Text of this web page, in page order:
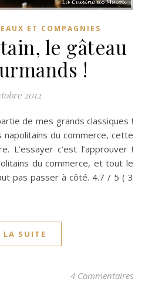
ET COMPAGNIES
le gâteau
!
2012
napolitains du commerce, cette
L’essayer c’est l’approuver !
du commerce, et tout le
pas passer à côté. 4.7 / 5 ( 3
LA SUITE
4 Commentaires